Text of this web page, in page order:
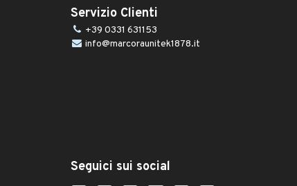
Servizio Clienti
+39 0331 631153
info@marcoraunitek1878.it
Seguici sui social